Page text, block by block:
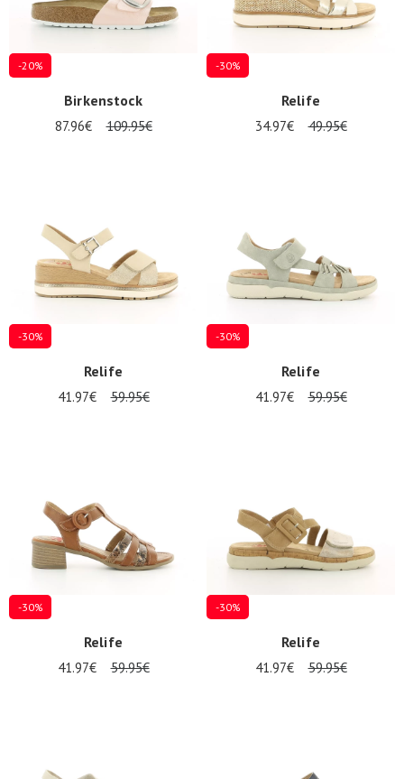
-20%
Birkenstock
87.96€ 109.95€
-30%
Relife
34.97€ 49.95€
-30%
Relife
41.97€ 59.95€
-30%
Relife
41.97€ 59.95€
-30%
Relife
41.97€ 59.95€
-30%
Relife
41.97€ 59.95€